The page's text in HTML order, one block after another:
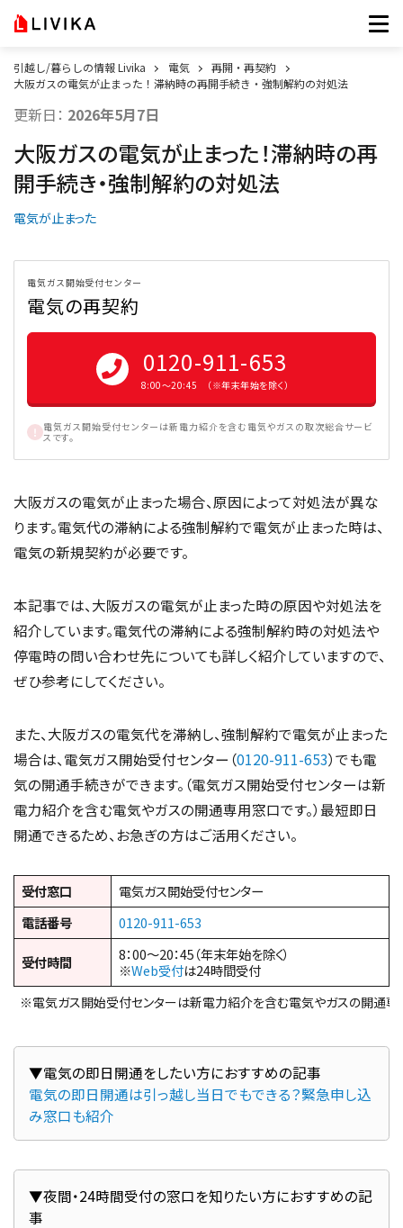
引越し/暮らしの情報 Livika 電気
再開・再契約
大阪ガスの電気が止まった！滞納時の再開手続き・強制解約の対処法
更新日： 2026年5月7日
大阪ガスの電気が止まった！滞納時の再
開手続き・強制解約の対処法
電気が止まった
電気ガス開始受付センター
電気の再契約
0120-911-653
8:00〜20:45 （※年末年始を除く）
電気ガス開始受付センターは新電力紹介を含む電気やガスの取次総合サービ
スです。
大阪ガスの電気が止まった場合、原因によって対処法が異な
ります。電気代の滞納による強制解約で電気が止まった時は、
電気の新規契約が必要です。
本記事では、大阪ガスの電気が止まった時の原因や対処法を
紹介しています。電気代の滞納による強制解約時の対処法や
停電時の問い合わせ先についても詳しく紹介していますので、
ぜひ参考にしてください。
また、大阪ガスの電気代を滞納し、強制解約で電気が止まった
場合は、電気ガス開始受付センター（0120-911-653）でも電
気の開通手続きができます。（電気ガス開始受付センターは新
電力紹介を含む電気やガスの開通専用窓口です。）最短即日
開通できるため、お急ぎの方はご活用ください。
受付窓口
電気ガス開始受付センター
電話番号
0120-911-653
受付時間
8：00～20：45（年末年始を除く）
※Web受付は24時間受付
※電気ガス開始受付センターは新電力紹介を含む電気やガスの開通専
電気の即日開通は引っ越し当日でもできる？緊急申し込
み窓口も紹介
▼夜間・24時間受付の窓口を知りたい方におすすめの記